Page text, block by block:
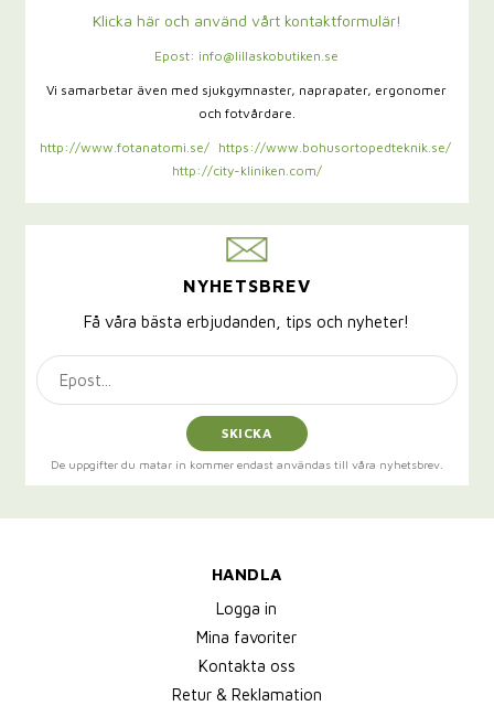
Klicka här och använd vårt kontaktformulär!
Epost: info@lillaskobutiken.se
Vi samarbetar även med sjukgymnaster, naprapater, ergonomer
och fotvårdare.
http://www.fotanatomi.se/
https://www.bohusortopedteknik.se/
http://city-kliniken.com/
NYHETSBREV
Få våra bästa erbjudanden, tips och nyheter!
SKICKA
De uppgifter du matar in kommer endast användas till våra nyhetsbrev.
HANDLA
Logga in
Mina favoriter
Kontakta oss
Retur & Reklamation